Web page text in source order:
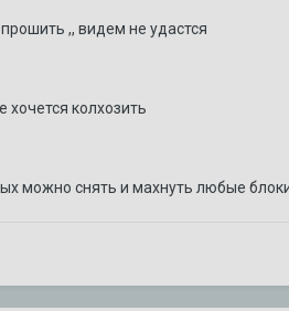
,, видем не удастся
хочется колхозить
можно снять и махнуть любые